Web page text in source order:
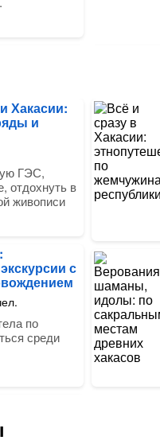
Хакасии:
и
ГЭС,
отдохнуть в
живописи
с
по
среди